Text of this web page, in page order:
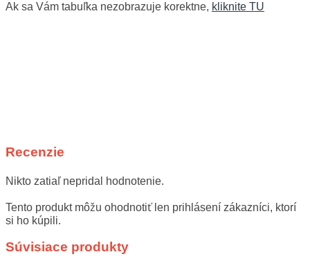
Ak sa Vám tabuľka nezobrazuje korektne, kliknite TU
Recenzie
Nikto zatiaľ nepridal hodnotenie.
Tento produkt môžu ohodnotiť len prihlásení zákazníci, ktorí
si ho kúpili.
Súvisiace produkty